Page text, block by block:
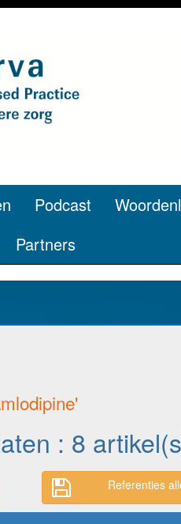
Podcast
Partners
: 8
Referenties